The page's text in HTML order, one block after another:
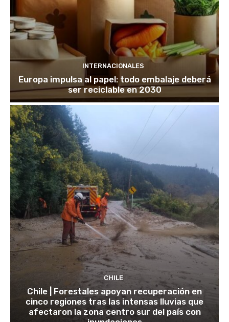
INTERNACIONALES
Europa impulsa al papel: todo embalaje deberá
ser reciclable en 2030
CHILE
Chile | Forestales apoyan recuperación en
cinco regiones tras las intensas lluvias que
afectaron la zona centro sur del país con